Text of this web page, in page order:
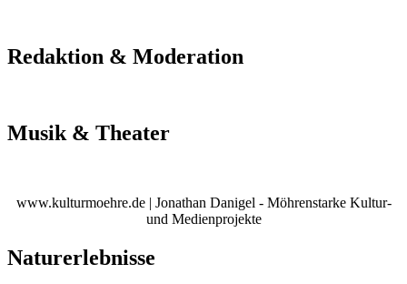
Redaktion & Moderation
Musik & Theater
www.kulturmoehre.de | Jonathan Danigel - Möhrenstarke Kultur-
und Medienprojekte
Naturerlebnisse